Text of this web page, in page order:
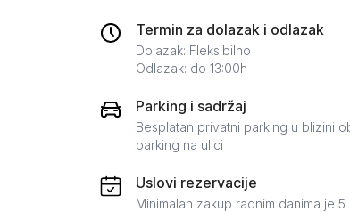
Termin za dolazak i odlazak
Dolazak: Fleksibilno
Odlazak: do 13:00h
Parking i sadržaj
Besplatan privatni parking u blizini
parking na ulici
Uslovi rezervacije
Minimalan zakup radnim danima je